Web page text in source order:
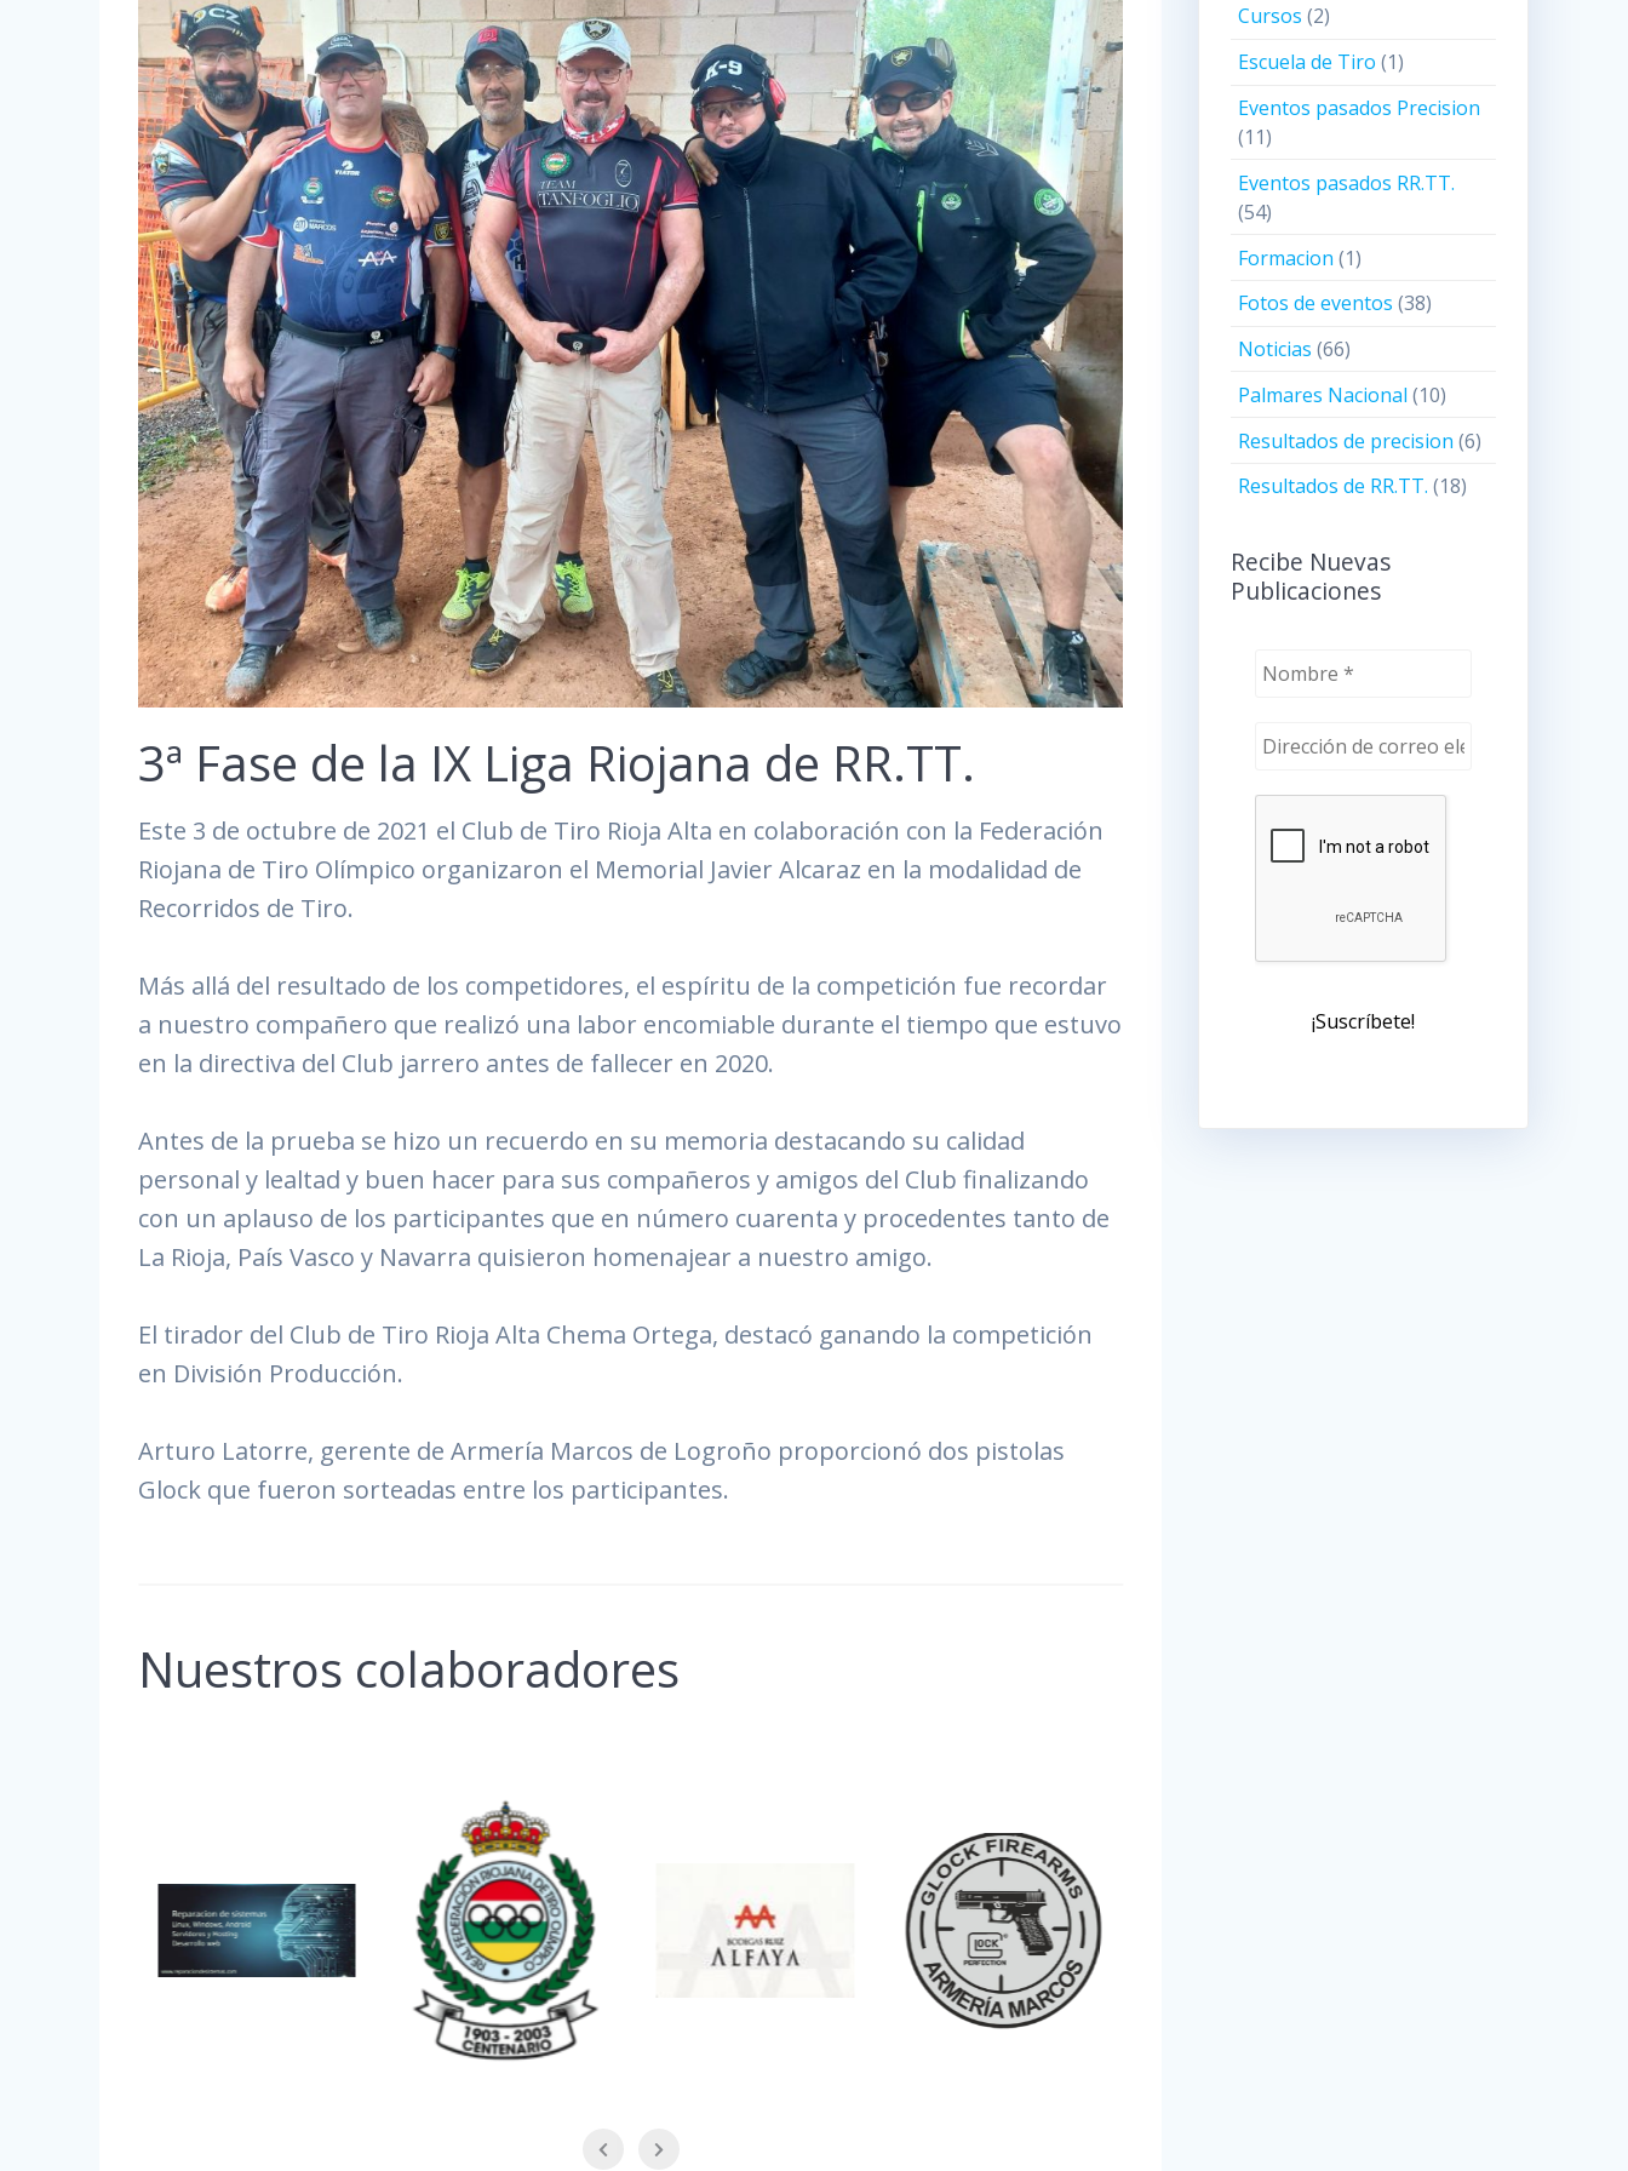
3ª Fase de la IX Liga Riojana de RR.TT.
Este 3 de octubre de 2021 el Club de Tiro Rioja Alta en colaboración con la Federación
Riojana de Tiro Olímpico organizaron el Memorial Javier Alcaraz en la modalidad de
Recorridos de Tiro.
Más allá del resultado de los competidores, el espíritu de la competición fue recordar
a nuestro compañero que realizó una labor encomiable durante el tiempo que estuvo
en la directiva del Club jarrero antes de fallecer en 2020.
Antes de la prueba se hizo un recuerdo en su memoria destacando su calidad
personal y lealtad y buen hacer para sus compañeros y amigos del Club finalizando
con un aplauso de los participantes que en número cuarenta y procedentes tanto de
La Rioja, País Vasco y Navarra quisieron homenajear a nuestro amigo.
El tirador del Club de Tiro Rioja Alta Chema Ortega, destacó ganando la competición
en División Producción.
Arturo Latorre, gerente de Armería Marcos de Logroño proporcionó dos pistolas
Glock que fueron sorteadas entre los participantes.
Nuestros colaboradores
Cursos (2)
Escuela de Tiro (1)
Eventos pasados Precision
(11)
Eventos pasados RR.TT.
(54)
Formacion (1)
Fotos de eventos (38)
Noticias (66)
Palmares Nacional (10)
Resultados de precision (6)
Resultados de RR.TT. (18)
Recibe Nuevas
Publicaciones